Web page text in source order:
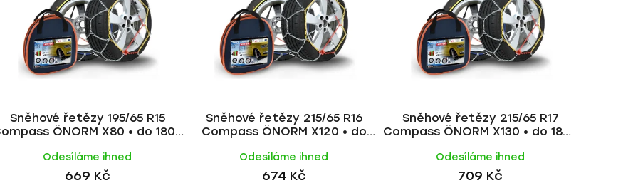
Sněhové řetězy 195/65 R15
ÖNORM X80 • do 1800
Odesíláme ihned
669 Kč
Sněhové řetězy 215/65 R16
Compass ÖNORM X120 • do
Odesíláme ihned
674 Kč
Sněhové řetězy 215/65 R17
Compass ÖNORM X130 • do 1800
Odesíláme ihned
709 Kč